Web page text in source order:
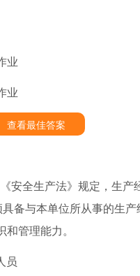
业
业
查看最佳答案
安全生产法》规定，生产
备与本单位所从事的生产
和管理能力。
员